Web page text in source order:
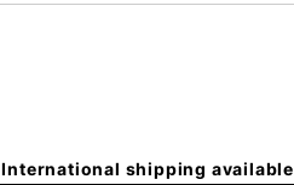
International shipping available